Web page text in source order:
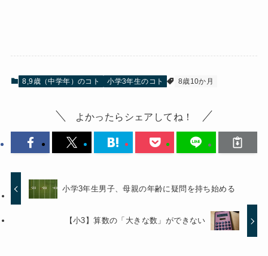
8,9歳（中学年）のコト 小学3年生のコト 8歳10か月
よかったらシェアしてね！
小学3年生男子、母親の年齢に疑問を持ち始める
【小3】算数の「大きな数」ができない